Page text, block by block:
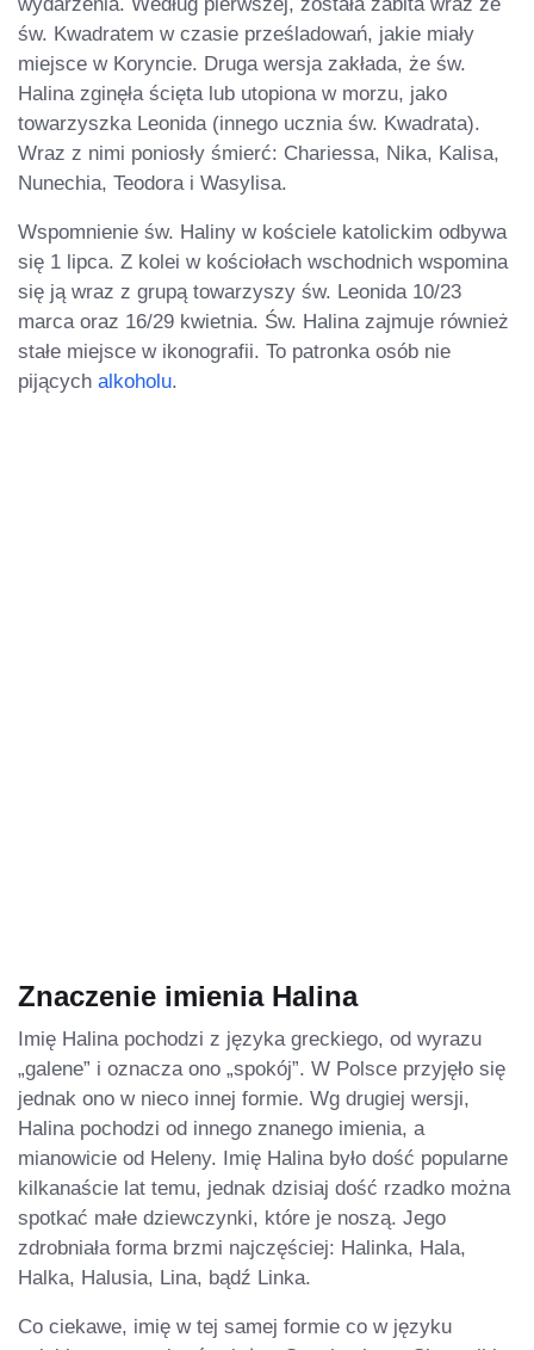
św. Kwadratem w czasie prześladowań, jakie miały
miejsce w Koryncie. Druga wersja zakłada, że św.
Halina zginęła ścięta lub utopiona w morzu, jako
towarzyszka Leonida (innego ucznia św. Kwadrata).
Wraz z nimi poniosły śmierć: Chariessa, Nika, Kalisa,
Nunechia, Teodora i Wasylisa.
Wspomnienie św. Haliny w kościele katolickim odbywa
się 1 lipca. Z kolei w kościołach wschodnich wspomina
się ją wraz z grupą towarzyszy św. Leonida 10/23
marca oraz 16/29 kwietnia. Św. Halina zajmuje również
stałe miejsce w ikonografii. To patronka osób nie
pijących alkoholu.
Znaczenie imienia Halina
Imię Halina pochodzi z języka greckiego, od wyrazu
„galene” i oznacza ono „spokój”. W Polsce przyjęło się
jednak ono w nieco innej formie. Wg drugiej wersji,
Halina pochodzi od innego znanego imienia, a
mianowicie od Heleny. Imię Halina było dość popularne
kilkanaście lat temu, jednak dzisiaj dość rzadko można
spotkać małe dziewczynki, które je noszą. Jego
zdrobniała forma brzmi najczęściej: Halinka, Hala,
Halka, Halusia, Lina, bądź Linka.
Co ciekawe, imię w tej samej formie co w języku